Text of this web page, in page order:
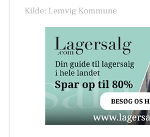
Kilde: Lemvig Kommune